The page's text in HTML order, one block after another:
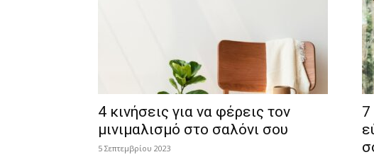
4 κινήσεις για να φέρεις τον
μινιμαλισμό στο σαλόνι σου
5 Σεπτεμβρίου 2023
7